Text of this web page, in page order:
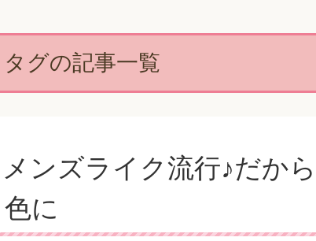
タグの記事一覧
ンズライク流行♪だか
に